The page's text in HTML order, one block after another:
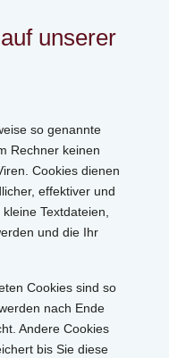
unserer
so genannte
Rechner keinen
Cookies dienen
effektiver und
Textdateien,
und die Ihr
Cookies sind so
nach Ende
Andere Cookies
bis Sie diese